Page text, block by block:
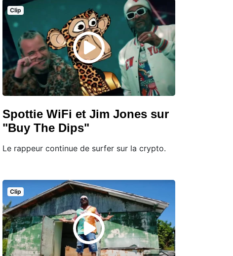
Clip
Spottie WiFi et Jim Jones sur
"Buy The Dips"
Le rappeur continue de surfer sur la crypto.
Clip